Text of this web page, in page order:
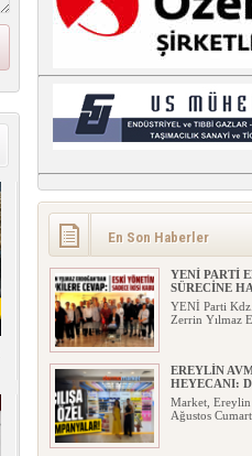
En Son Haberler
YENİ PARTİ
SÜRECİNE
YENİ Parti
Zerrin Yılmaz
EREYLİN
HEYECANI:
Market, Ereylin
Ağustos